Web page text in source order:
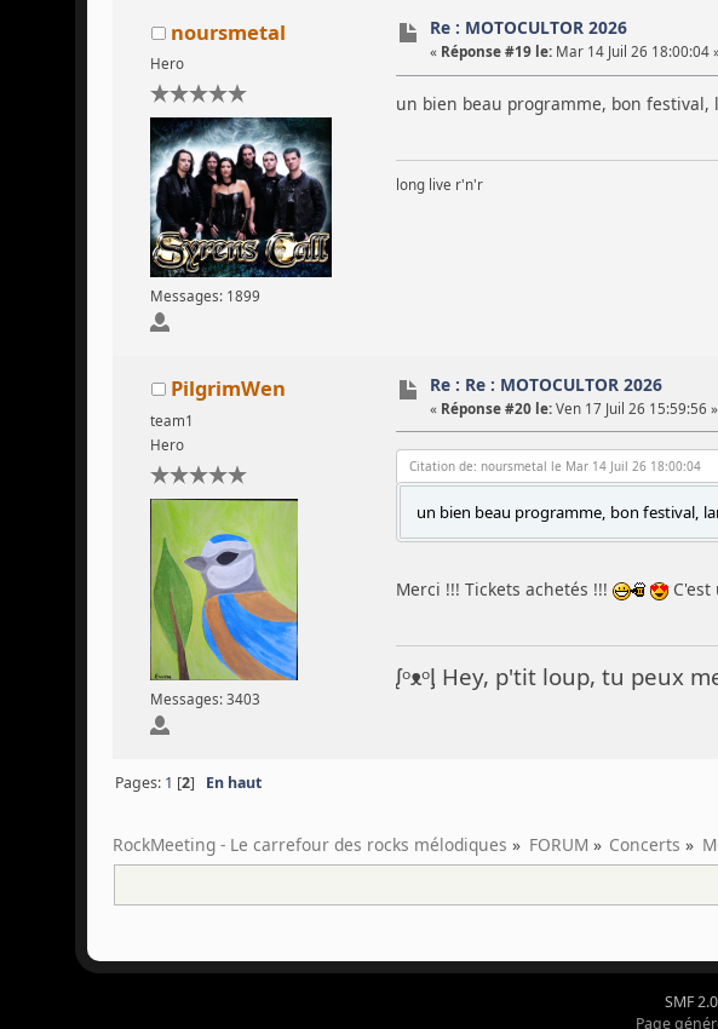
noursmetal
Hero
Messages: 1899
Re : MOTOCULTOR 2026
« Réponse #19 le: Mar 14 Juil 26 18:00:04
un bien beau programme, bon
long live r'n'r
PilgrimWen
team1
Hero
Messages: 3403
Re : Re : MOTOCULTOR 2026
« Réponse #20 le: Ven 17 Juil 26 15:59:56 »
Citation de: noursmetal le Mar 14 Juil 26 18:00:04
un bien beau programme, bon festival,
Merci !!! Tickets achetés !!! C'est
ᶘᵒᴥᵒᶅ Hey, p'tit loup, tu peux
Pages: 1 [2] En haut
RockMeeting - Le carrefour des rocks mélodiques » FORUM » Concerts »
SMF
Page